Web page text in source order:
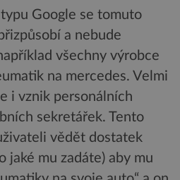
Google se tomuto
a nebude
všechny výrobce
na mercedes. Velmi
i vznik personálních
sekretářek. Tento
vědět dostatek
jaké mu zadáte) aby mu